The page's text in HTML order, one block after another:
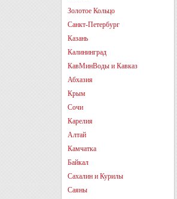
Золотое Кольцо
Санкт-Петербург
Казань
Калининград
КавМинВоды и Кавказ
Абхазия
Крым
Сочи
Карелия
Алтай
Камчатка
Байкал
Сахалин и Курилы
Саяны